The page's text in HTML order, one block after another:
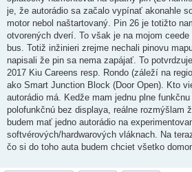
je, že autorádio sa začalo vypínať akonahle
motor nebol naštartovaný. Pin 26 je totižto
otvorených dverí. To však je na mojom
bus. Totiž inžinieri zrejme nechali pinovu
napisali že pin sa nema zapájať. To
2017 Kiu Careens resp. Rondo (záleží na
ako Smart Junction Block (Door Open). Kto
autorádio má. Kedže mam jednu plne
polofunkčnú bez displaya, reálne rozmýšlam
budem mať jedno autorádio na
softvérových/hardwarových vláknach. Na
čo si do toho auta budem chciet všetko